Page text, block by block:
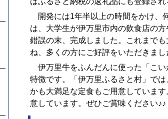
開発には1年半以上の時間をかけ、
は、大学生が伊万里市内の飲食店の
錯誤の末、完成しました。これまで
ね、多くの方にご好評をいただきまし
伊万里牛をふんだんに使った「こ
特徴です。「伊万里ふるさと村」で
かも大満足な定食もご用意していま
意しています。ぜひご賞味ください♪♪